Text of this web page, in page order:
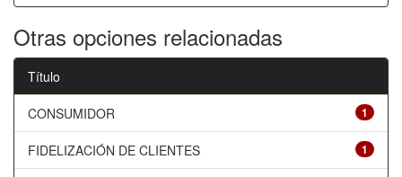
Otras opciones relacionadas
Título
1
CONSUMIDOR
1
FIDELIZACIÓN DE CLIENTES